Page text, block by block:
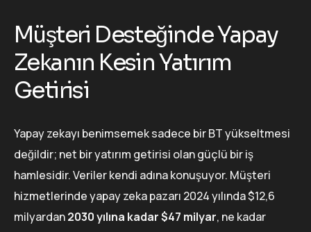
Müşteri Desteğinde Yapay
Zekanın Kesin Yatırım
Getirisi
Yapay zekayı benimsemek sadece bir BT yükseltmesi
değildir; net bir yatırım getirisi olan güçlü bir iş
hamlesidir. Veriler kendi adına konuşuyor. Müşteri
hizmetlerinde yapay zeka pazarı 2024 yılında $12,6
milyardan2030 yılına kadar $47 milyar, ne kadar